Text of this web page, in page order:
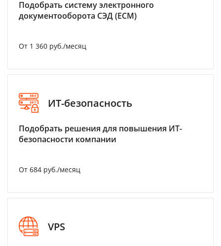
Подобрать систему электронного
документооборота СЭД (ECM)
От 1 360 руб./месяц
ИТ-безопасность
Подобрать решения для повышения ИТ-
безопасности компании
От 684 руб./месяц
VPS